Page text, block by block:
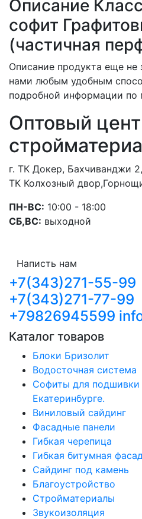
Описание
софит
(частичная
Описание продукта еще не
нами любым удобным
подробной информации по
Оптовый
г. ТК Докер, Бахчиванджи
ТК Колхозный
ПН-ВС: 10:00 - 18:00
СБ,ВС: выходной
Написть нам
+7(343)271-55-99
+7(343)271-77-99
+79826945599
Каталог товаров
Блоки Бризолит
Водосточная система
Софиты для подшивки
Екатеринбурге.
Виниловый сайдинг
Фасадные панели
Гибкая черепица
Гибкая битумная
Сайдинг под камень
Благоустройство
Стройматериалы
Звукоизоляция